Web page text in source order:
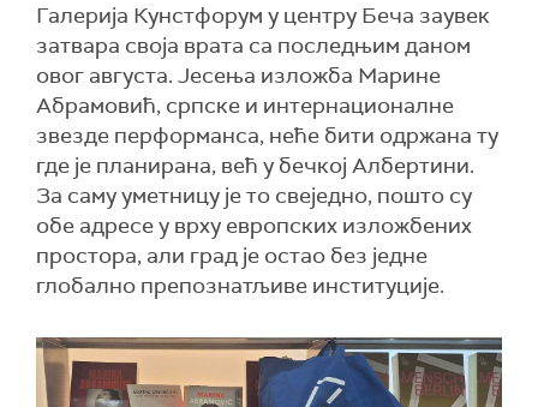
Галерија Кунстфорум у центру Беча заувек
затвара своја врата са последњим даном
овог августа. Јесења изложба Марине
Абрамовић, српске и интернационалне
звезде перформанса, неће бити одржана ту
где је планирана, већ у бечкој Албертини.
За саму уметницу је то свеједно, пошто су
обе адресе у врху европских изложбених
простора, али град је остао без једне
глобално препознатљиве институције.